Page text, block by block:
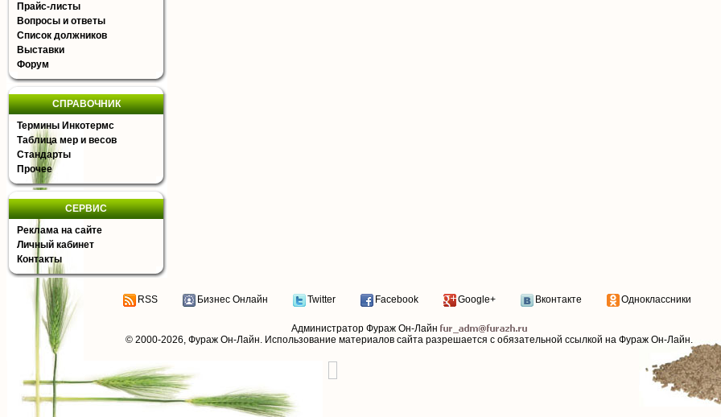
Прайс-листы
Вопросы и ответы
Список должников
Выставки
Форум
СПРАВОЧНИК
Термины Инкотермс
Таблица мер и весов
Стандарты
Прочее
СЕРВИС
Реклама на сайте
Личный кабинет
Контакты
RSS Бизнес Онлайн Twitter Facebook Google+ Вконтакте Одноклассники
Администратор Фураж Он-Лайн
© 2000-2026, Фураж Он-Лайн. Использование материалов сайта разрешается с обязательной ссылкой на Фураж Он-Лайн.